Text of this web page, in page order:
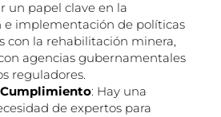
un papel clave en la
e implementación de políticas
con la rehabilitación minera,
agencias gubernamentales
reguladores.
: Hay una
de expertos para